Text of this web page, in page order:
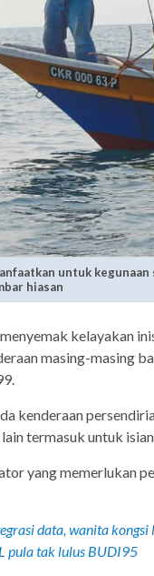
untuk
hiasan
kelayakan
masing-masing
kenderaan
termasuk untuk
yang memerlukan
data, wanita
pula tak lulus BUDI95